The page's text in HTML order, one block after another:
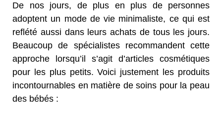
De nos jours, de plus en plus de personnes
adoptent un mode de vie minimaliste, ce qui est
reflété aussi dans leurs achats de tous les jours.
Beaucoup de spécialistes recommandent cette
approche lorsqu’il s’agit d’articles cosmétiques
pour les plus petits. Voici justement les produits
incontournables en matière de soins pour la peau
des bébés :